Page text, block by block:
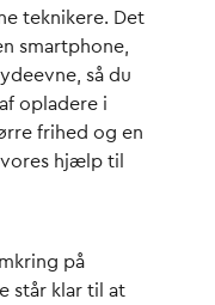
teknikere. Det
smartphone,
så du
opladere i
frihed og en
hjælp til
på
står klar til at